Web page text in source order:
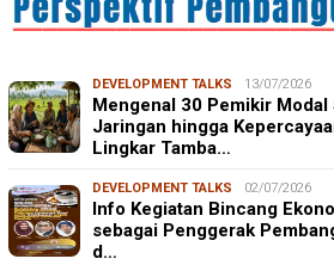
DEVELOPMENT TALKS 13/07/2026
Mengenal 30 Pemikir Modal
Jaringan hingga
Lingkar Tamba…
DEVELOPMENT TALKS 02/07/2026
Info Kegiatan Bincang
sebagai Penggerak
d…